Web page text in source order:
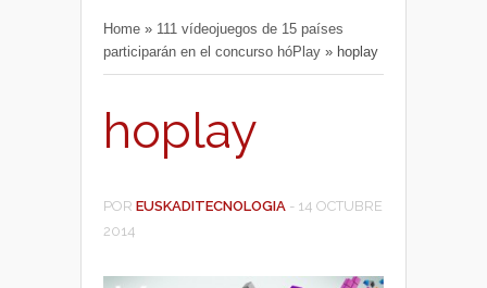
Home » 111 vídeojuegos de 15 países
participarán en el concurso hóPlay » hoplay
hoplay
POR EUSKADITECNOLOGIA - 14 OCTUBRE
2014